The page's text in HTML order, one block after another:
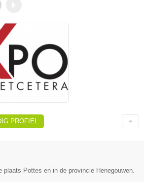
PROFIEL
plaats Pottes en in de provincie Henegouwen.